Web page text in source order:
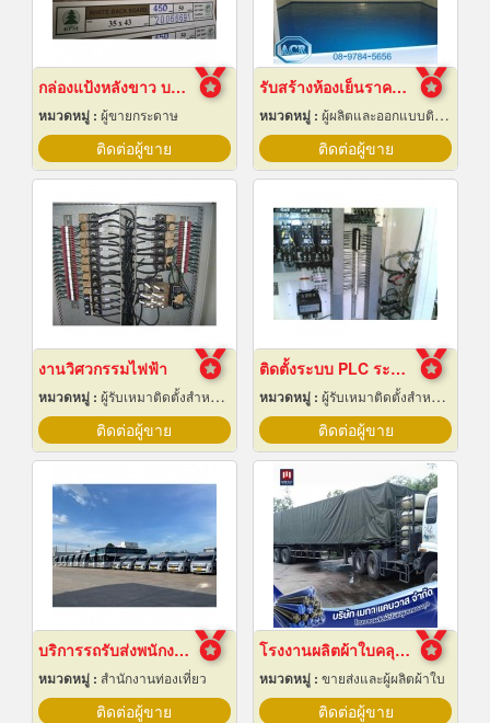
กล่องแป้งหลังขาว บางเลนเกรดA(BL-Aหลังขาว)
หมวดหมู่ : ผู้ขายกระดาษ
ติดต่อผู้ขาย
รับสร้างห้องเย็นราคาถูก
หมวดหมู่ : ผู้ผลิตและออกแบบติดตั้งห้องเย็น
ติดต่อผู้ขาย
งานวิศวกรรมไฟฟ้า
หมวดหมู่ : ผู้รับเหมาติดตั้งสำหรับบ้านและโรงงานไฟฟ้า
ติดต่อผู้ขาย
ติดตั้งระบบ PLC ระยอง
หมวดหมู่ : ผู้รับเหมาติดตั้งสำหรับบ้านและโรงงานไฟฟ้า
ติดต่อผู้ขาย
บริการรถรับส่งพนักงาน ฉะเชิงเทรา
หมวดหมู่ : สำนักงานท่องเที่ยว
ติดต่อผู้ขาย
โรงงานผลิตผ้าใบคลุมรถบรรทุก
หมวดหมู่ : ขายส่งและผู้ผลิตผ้าใบ
ติดต่อผู้ขาย